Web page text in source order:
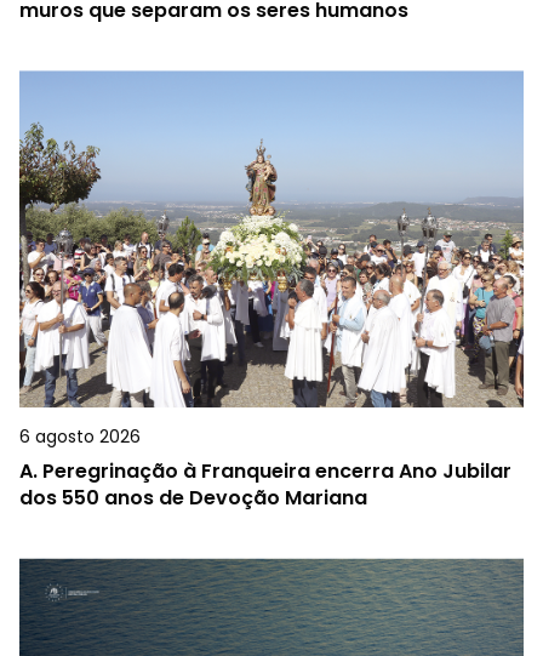
muros que separam os seres humanos
6 agosto 2026
A. Peregrinação à Franqueira encerra Ano Jubilar
dos 550 anos de Devoção Mariana